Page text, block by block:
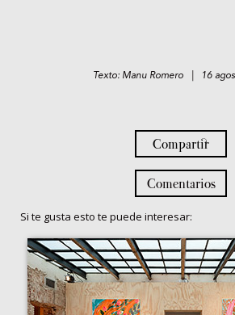
Texto: Manu Romero | 16
Compartir
Comentarios
Si te gusta esto te puede interesar: